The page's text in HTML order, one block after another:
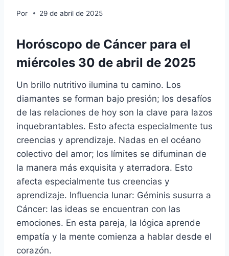
Por 29 de abril de 2025
Horóscopo de Cáncer para el
miércoles 30 de abril de 2025
Un brillo nutritivo ilumina tu camino. Los
diamantes se forman bajo presión; los desafíos
de las relaciones de hoy son la clave para lazos
inquebrantables. Esto afecta especialmente tus
creencias y aprendizaje. Nadas en el océano
colectivo del amor; los límites se difuminan de
la manera más exquisita y aterradora. Esto
afecta especialmente tus creencias y
aprendizaje. Influencia lunar: Géminis susurra a
Cáncer: las ideas se encuentran con las
emociones. En esta pareja, la lógica aprende
empatía y la mente comienza a hablar desde el
corazón.